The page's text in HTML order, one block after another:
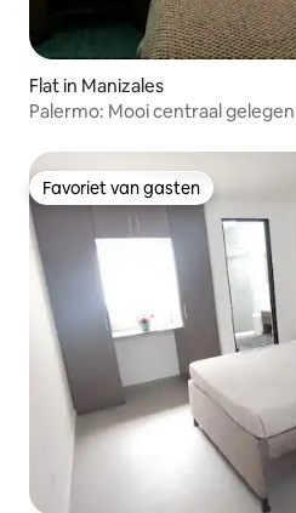
Flat in Manizales
Palermo: Mooi centraal
Favoriet van gasten
Favoriet van gasten